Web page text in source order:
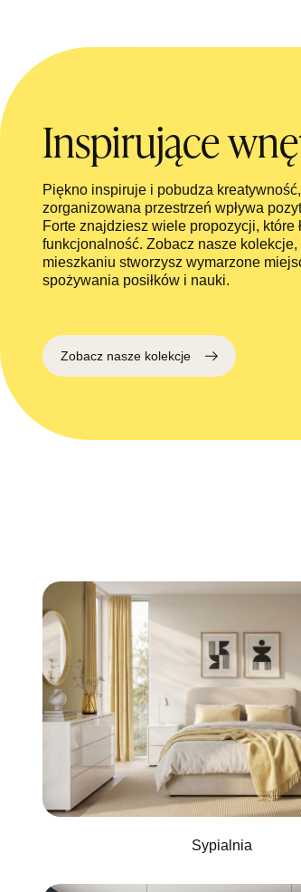
Inspirujące
Piękno inspiruje i pobudza
zorganizowana przestrzeń wpływa
Forte znajdziesz wiele propozycji, które
funkcjonalność. Zobacz nasze
mieszkaniu stworzysz wymarzone
spożywania posiłków i nauki.
Zobacz nasze kolekcje
Sypialnia